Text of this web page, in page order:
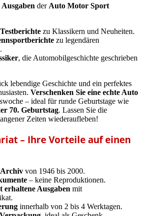
der Auto Motor Sport
Testberichte zu Klassikern und Neuheiten.
zu legendären
, die Automobilgeschichte geschrieben
lebendige Geschichte und ein perfektes
Verschenken Sie eine echte Auto
– ideal für runde Geburtstage wie
70. Geburtstag. Lassen Sie die
Zeiten wiederaufleben!
– Ihre Vorteile auf einen
Archiv von 1946 bis 2000.
– keine Reproduktionen.
erhaltene Ausgaben mit
innerhalb von 2 bis 4 Werktagen.